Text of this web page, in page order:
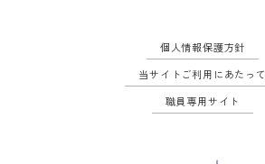
個人情報保護方針
当サイトご利用にあたって
職員専用サイト